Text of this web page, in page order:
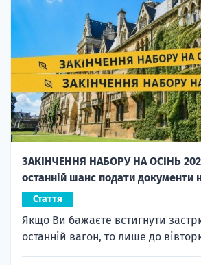
ЗАКІНЧЕННЯ НАБОРУ НА ОСІНЬ
останній шанс подати документи
Стаття
Якщо Ви бажаєте встигнути
останній вагон, то лише до